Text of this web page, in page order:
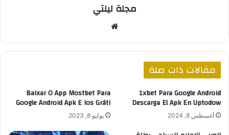
مجلة ليلتي
مقالات ذات صلة
1xbet Para Google Android
Descarga El Apk En Uptodow
أغسطس 8, 2024
Baixar O App Mostbet Para
Google Android Apk E Ios Gráti
يوليو 8, 2023